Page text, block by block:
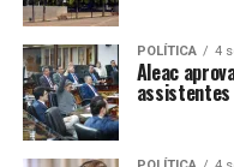
POLÍTICA 4
Aleac
assistentes